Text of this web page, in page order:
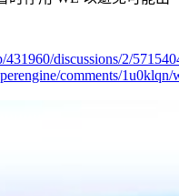
431960/discussions/2/
comments/